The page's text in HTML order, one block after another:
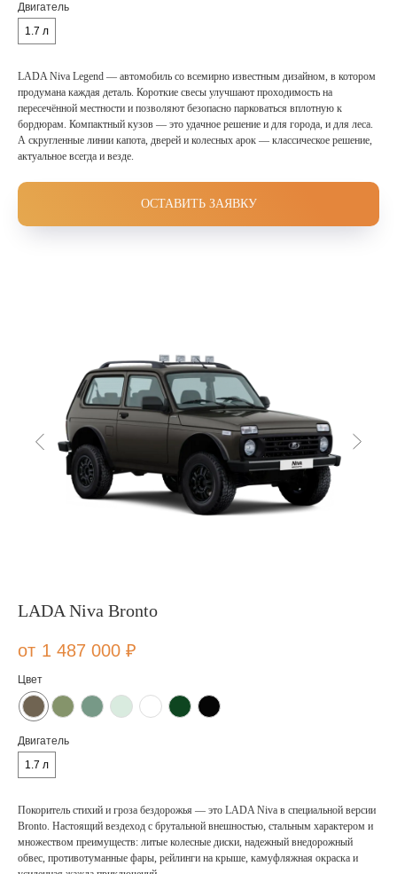
Двигатель
1.7 л
LADA Niva Legend — автомобиль со всемирно известным дизайном, в котором
продумана каждая деталь. Короткие свесы улучшают проходимость на
пересечённой местности и позволяют безопасно парковаться вплотную к
бордюрам. Компактный кузов — это удачное решение и для города, и для леса.
А скругленные линии капота, дверей и колесных арок — классическое решение,
актуальное всегда и везде.
ОСТАВИТЬ ЗАЯВКУ
LADA Niva Bronto
1 487 000 ₽
Цвет
Двигатель
1.7 л
Покоритель стихий и гроза бездорожья — это LADA Niva в специальной версии
Bronto. Настоящий вездеход с брутальной внешностью, стальным характером и
множеством преимуществ: литые колесные диски, надежный внедорожный
обвес, противотуманные фары, рейлинги на крыше, камуфляжная окраска и